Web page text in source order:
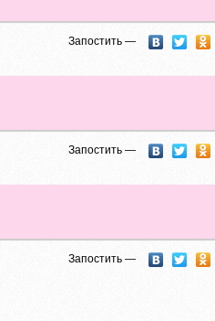
Запостить —
Запостить —
Запостить —